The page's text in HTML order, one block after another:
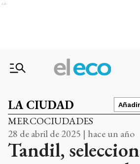
Ads
LA CIUDAD
MERCOCIUDADES
28 de abril de 2025 | hace un año
Tandil,